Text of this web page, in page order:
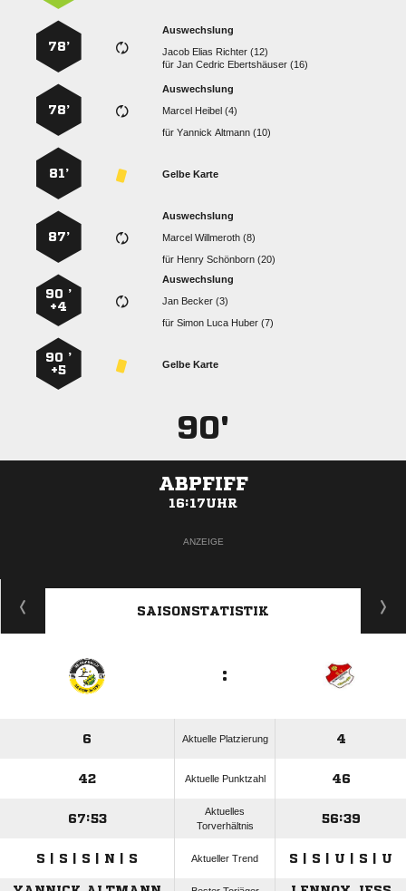
Auswechslung
   
für   
78’
Auswechslung
  
für  
78’
Gelbe Karte
81’
Auswechslung
  
für   
87’
Auswechslung
  
für   
90 ’
+4
Gelbe Karte
90 ’
+5
90'
ABPFIFF
16:17UHR
ANZEIGE
SAISONSTATISTIK
:
6 Aktuelle Platzierung 4
42 Aktuelle Punktzahl 46
67:53
Aktuelles
Torverhältnis
56:39
S | S | S | N | S Aktueller Trend S | S | U | S | U